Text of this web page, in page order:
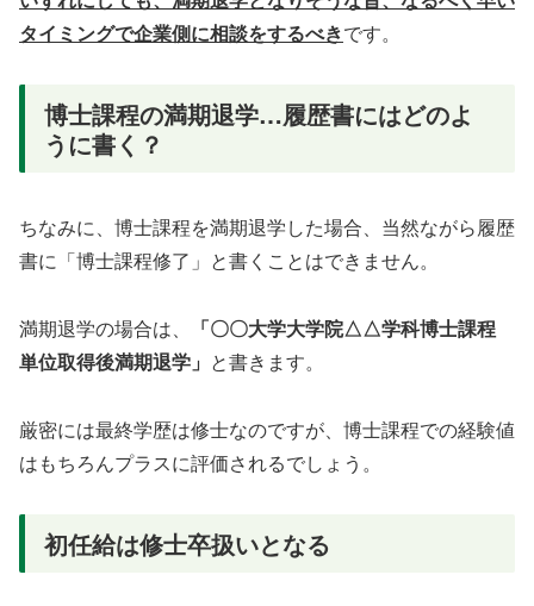
タイミングで企業側に相談をするべきです。
博士課程の満期退学…履歴書にはどのよ
うに書く？
ちなみに、博士課程を満期退学した場合、当然ながら履歴
書に「博士課程修了」と書くことはできません。
満期退学の場合は、
「〇〇大学大学院△△学科博士課程
単位取得後満期退学」 と書きます。
厳密には最終学歴は修士なのですが、博士課程での経験値
はもちろんプラスに評価されるでしょう。
初任給は修士卒扱いとなる